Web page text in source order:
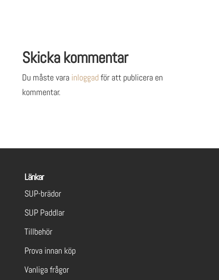
Skicka kommentar
Du måste vara inloggad för att publicera en
kommentar.
Länkar
SUP-brädor
SUP Paddlar
Tillbehör
Prova innan köp
Vanliga frågor